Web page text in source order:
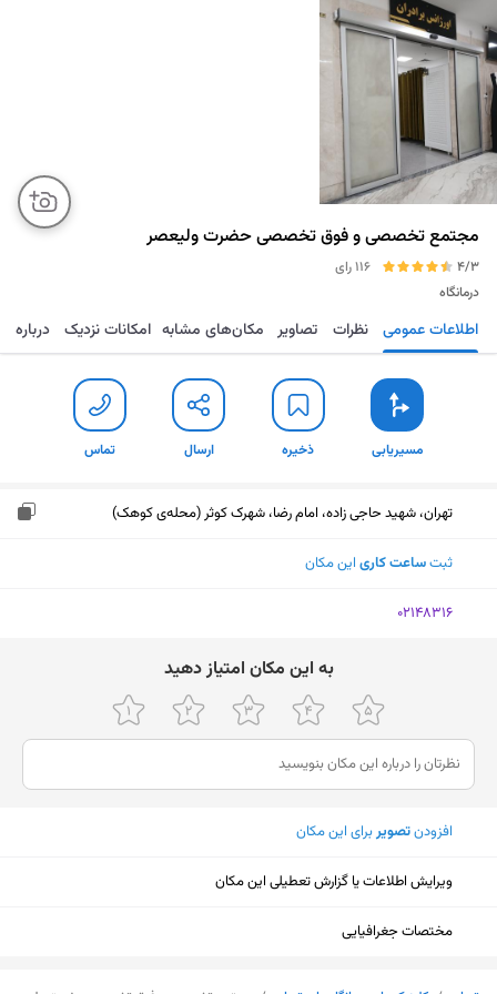
مجتمع تخصصی و فوق تخصصی حضرت ولیعصر
4/3
116 رای
درمانگاه
مسیریابی ذخیره ارسال تماس اطلاعات عمومی نظرات تصاویر مکان‌های مشابه امکانات نزدیک درباره
مسیریابی ذخیره ارسال تماس
تهران، شهید حاجی زاده، امام رضا، شهرک کوثر (محله‌ی کوهک)
ثبتساعت کاری این مکان
‎02148316
ﺑﻪ اﯾﻦ ﻣﮑﺎن اﻣﺘﯿﺎز دﻫﯿﺪ
افزودنتصویربرای این مکان
ویرایش اطلاعات یا گزارش تعطیلی این مکان
مختصات جغرافیایی